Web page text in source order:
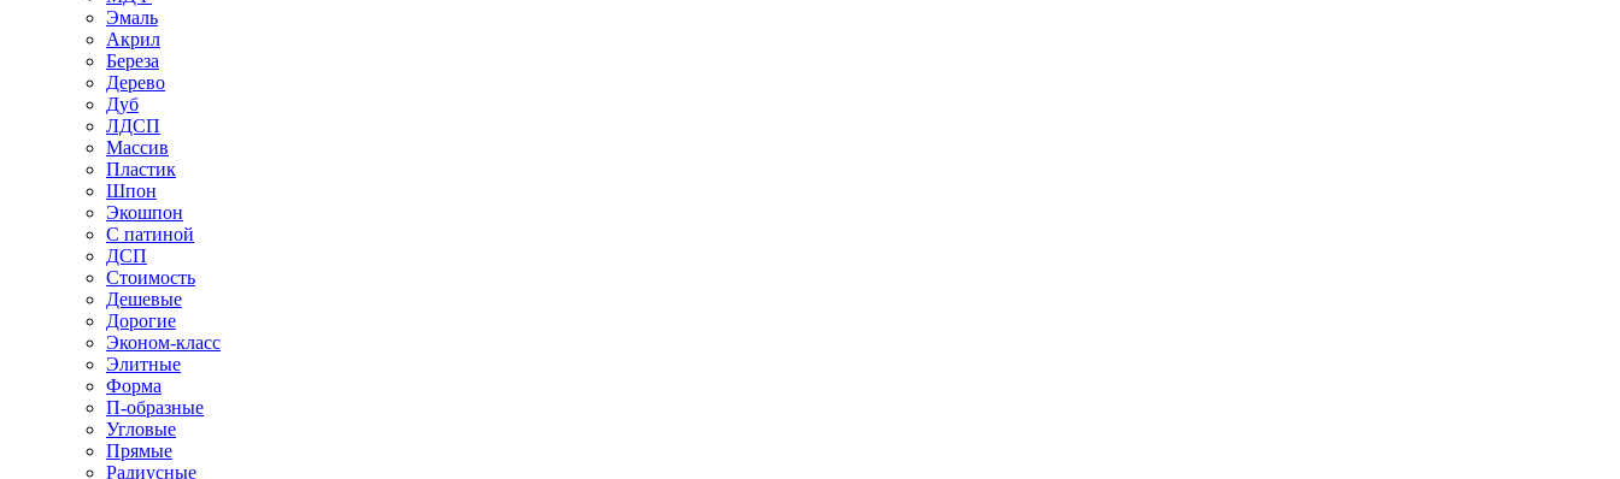
Эмаль
Акрил
Береза
Дерево
Дуб
ЛДСП
Массив
Пластик
Шпон
Экошпон
С патиной
ДСП
Стоимость
Дешевые
Дорогие
Эконом-класс
Элитные
Форма
П-образные
Угловые
Прямые
Радиусные